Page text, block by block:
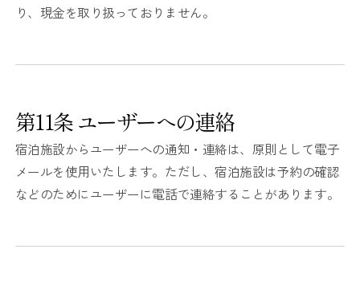
り、現金を取り扱っておりません。
第11条 ユーザーへの連絡
宿泊施設からユーザーへの通知・連絡は、原則として電子
メールを使用いたします。ただし、宿泊施設は予約の確認
などのためにユーザーに電話で連絡することがあります。